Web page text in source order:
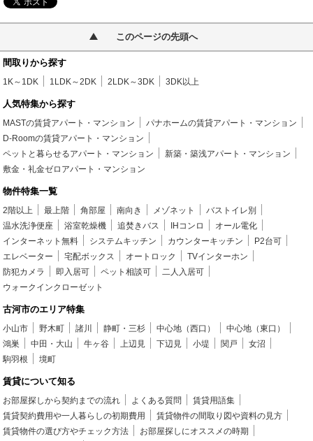
このページの先頭へ
間取りから探す
1K～1DK 1LDK～2DK 2LDK～3DK 3DK以上
人気特集から探す
MASTの賃貸アパート・マンション
パナホームの賃貸アパート・マンション
D-Roomの賃貸アパート・マンション
ペットと暮らせるアパート・マンション
新築・築浅アパート・マンション
敷金・礼金ゼロアパート・マンション
物件特集一覧
2階以上 最上階 角部屋 南向き メゾネット
バストイレ別
温水洗浄便座
浴室乾燥機 追焚きバス IHコンロ
オール電化
インターネット無料
システムキッチン カウンターキッチン
P2台可
エレベーター
宅配ボックス オートロック
TVインターホン
防犯カメラ
即入居可 ペット相談可
二人入居可
ウォークインクローゼット
古河市のエリア特集
小山市 野木町 諸川 静町・三杉 中心地（西口）
中心地（東口）
鴻巣
中田・大山 牛ヶ谷 上辺見 下辺見 小堤 関戸
女沼
駒羽根
境町
賃貸について知る
お部屋探しから契約までの流れ よくある質問
賃貸用語集
賃貸契約費用や一人暮らしの初期費用
賃貸物件の間取り図や資料の見方
賃貸物件の選び方やチェック方法
お部屋探しにオススメの時期